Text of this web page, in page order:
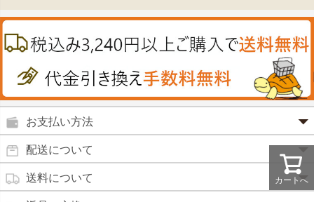
カートへ
肌・皮膚のお薬
絆創膏
殺菌消毒液
鼻炎薬
強心剤
肝油
鉄
ノコギリヤシ
グルコサミン
田七人参
イチョウ葉
カルシウム
うどん・そば
喜多方ラーメン
カレー・シチュー
お支払い方法
クレジットカード(1 回払いのみ)
SSL 認証で暗号化処理していますので、 安心して
ご利用いただけます。
配送について
商品は日本郵便にて発送致します。
通常2～4営業日以内に発送致します。 メーカー取り寄せ商
送料について